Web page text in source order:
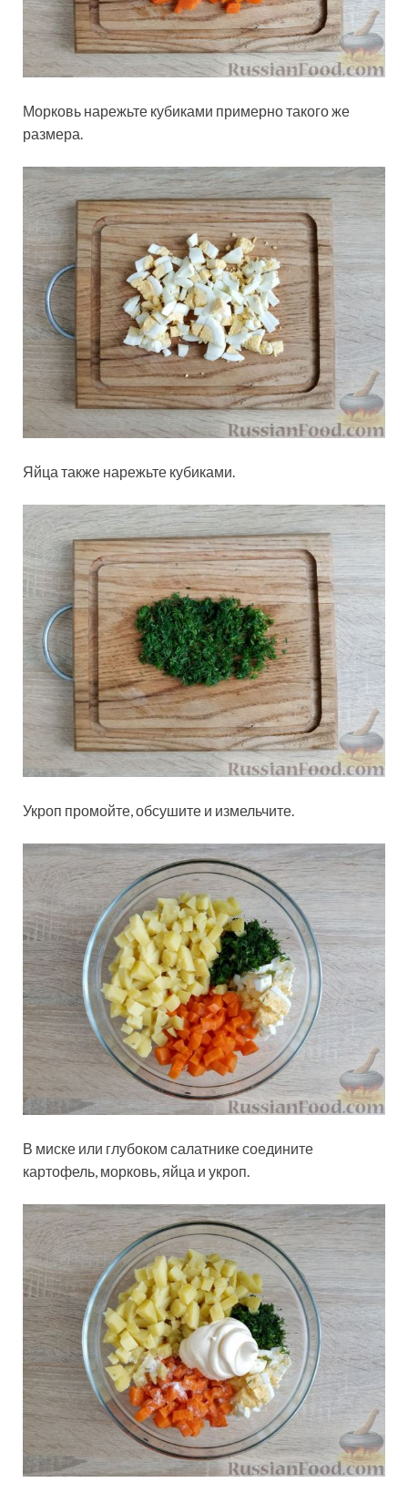
Морковь нарежьте кубиками примерно такого же
размера.
Яйца также нарежьте кубиками.
Укроп промойте, обсушите и измельчите.
В миске или глубоком салатнике соедините
картофель, морковь, яйца и укроп.